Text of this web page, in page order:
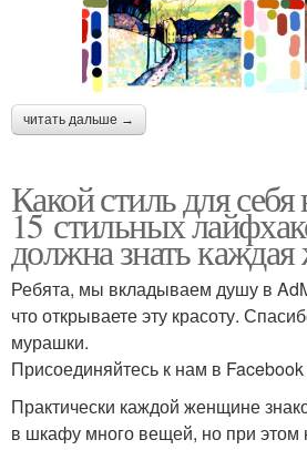
читать дальше →
Какой стиль для себя
15 стильных
должна знать
Ребята, мы вкладываем душу в
что открываете эту красоту.
мурашки.
Присоединяйтесь к нам в
Практически каждой женщине
в шкафу много вещей, но при этом